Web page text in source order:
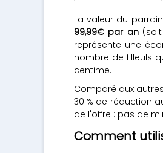
La valeur du
99,99€ par an(soit
représente une
nombre de filleuls
centime.
Comparé aux
30 % de réduction
de l'offre : pas de
Comment